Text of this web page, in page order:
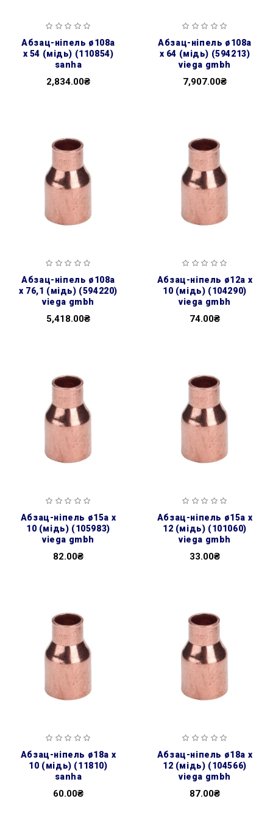
абзац-ніпель ø108а
х 54 (мідь) (110854)
sanha
2,834.00₴
абзац-ніпель ø108а
х 64 (мідь) (594213)
viega gmbh
7,907.00₴
абзац-ніпель ø108а
х 76,1 (мідь) (594220)
viega gmbh
5,418.00₴
абзац-ніпель ø12а х
10 (мідь) (104290)
viega gmbh
74.00₴
абзац-ніпель ø15а х
10 (мідь) (105983)
viega gmbh
82.00₴
абзац-ніпель ø15а х
12 (мідь) (101060)
viega gmbh
33.00₴
абзац-ніпель ø18а х
10 (мідь) (11810)
sanha
60.00₴
абзац-ніпель ø18а х
12 (мідь) (104566)
viega gmbh
87.00₴